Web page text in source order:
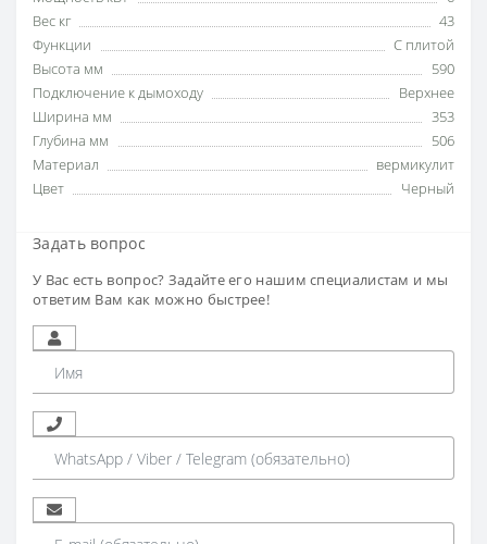
Вес кг
43
Функции
С плитой
Высота мм
590
Подключение к дымоходу
Верхнее
Ширина мм
353
Глубина мм
506
Материал
вермикулит
Цвет
Черный
Задать вопрос
У Вас есть вопрос? Задайте его нашим специалистам и мы
ответим Вам как можно быстрее!